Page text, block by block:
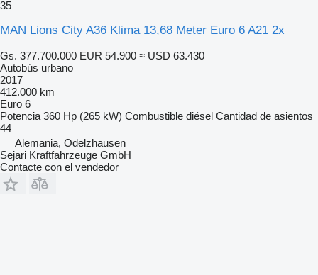
35
MAN Lions City A36 Klima 13,68 Meter Euro 6 A21 2x
Gs. 377.700.000 EUR 54.900 ≈ USD 63.430
Autobús urbano
2017
412.000 km
Euro 6
Potencia 360 Hp (265 kW) Combustible diésel Cantidad de asientos
44
Alemania, Odelzhausen
Sejari Kraftfahrzeuge GmbH
Contacte con el vendedor